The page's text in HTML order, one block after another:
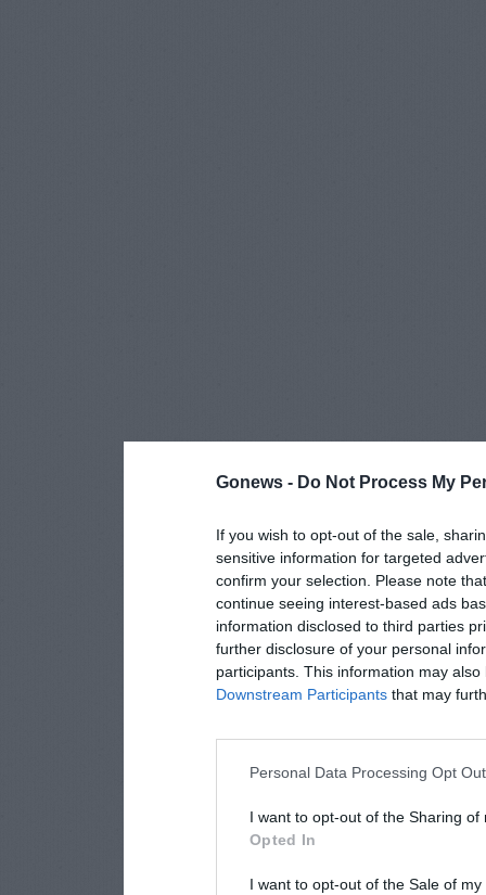
Gonews - Do Not Process My
If you wish to opt-out of the sale,
sensitive information for targeted
confirm your selection. Please note
continue seeing interest-based ads
information disclosed to third parties
further disclosure of your personal
participants. This information may
Downstream Participants that may
Personal Data Processing Opt
I want to opt-out of the Sharing of
Opted In
I want to opt-out of the Sale of